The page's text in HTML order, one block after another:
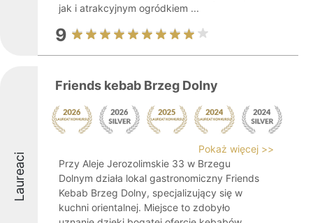
jak i atrakcyjnym ogródkiem ...
9
Laureaci
Friends kebab Brzeg Dolny
Pokaż więcej >>
Przy Aleje Jerozolimskie 33 w Brzegu
Dolnym działa lokal gastronomiczny Friends
Kebab Brzeg Dolny, specjalizujący się w
kuchni orientalnej. Miejsce to zdobyło